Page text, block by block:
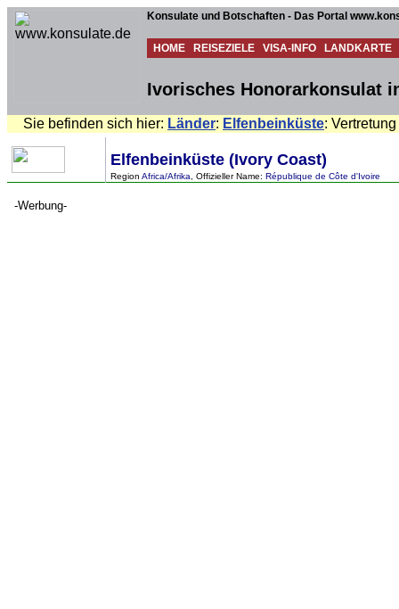
Konsulate und Botschaften - Das Portal
HOME REISEZIELE VISA-INFO LANDKARTE
Ivorisches Honorarkonsulat
Sie befinden sich hier: Länder: Elfenbeinküste:
Elfenbeinküste (Ivory Coast)
Region Africa/Afrika , Offizieller Name: République de Côte d'Ivoire
-Werbung-